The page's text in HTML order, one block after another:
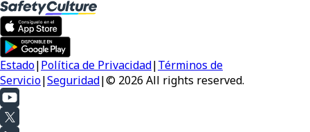
Estado|Política de Privacidad|Términos de
Servicio|Seguridad|© 2026 All rights reserved.